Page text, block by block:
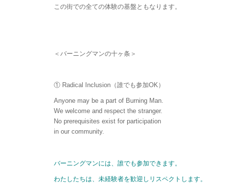
この街での全ての体験の基盤ともなります。
＜バーニングマンの十ヶ条＞
① Radical Inclusion（誰でも参加OK）
Anyone may be a part of Burning Man.
We welcome and respect the stranger.
No prerequisites exist for participation
in our community.
バーニングマンには、誰でも参加できます。
わたしたちは、未経験者を歓迎しリスペクトします。